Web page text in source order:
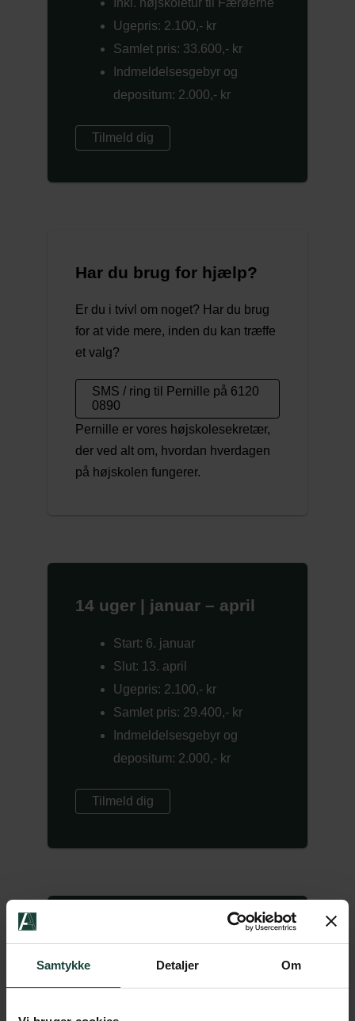
Samtykke Detaljer Om
Inkl. højskoletur til Færøerne
Ugepris: 2.100,- kr
Samlet pris: 33.600,- kr
Indmeldelsesgebyr og
depositum: 2.000,- kr
Tilmeld dig
Har du brug for hjælp?
Er du i tvivl om noget? Har du brug
for at vide mere, inden du kan træffe
et valg?
SMS / ring til Pernille på 6120
0890
Pernille er vores højskolesekretær,
der ved alt om, hvordan hverdagen
på højskolen fungerer.
14 uger | januar – april
Start: 6. januar
Slut: 13. april
Ugepris: 2.100,- kr
Samlet pris: 29.400,- kr
Indmeldelsesgebyr og
depositum: 2.000,- kr
Tilmeld dig
Bliv klar til prøverne på DMJX og